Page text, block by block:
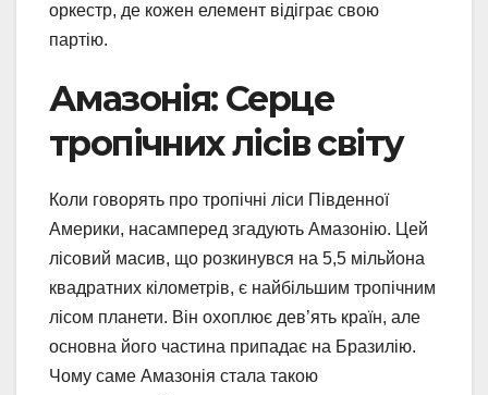
оркестр, де кожен елемент відіграє свою
партію.
Амазонія: Серце
тропічних лісів світу
Коли говорять про тропічні ліси Південної
Америки, насамперед згадують Амазонію. Цей
лісовий масив, що розкинувся на 5,5 мільйона
квадратних кілометрів, є найбільшим тропічним
лісом планети. Він охоплює дев’ять країн, але
основна його частина припадає на Бразилію.
Чому саме Амазонія стала такою